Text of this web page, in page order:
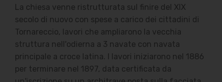
La chiesa venne ristrutturata sul finire del XIX
secolo di nuovo con spese a carico dei cittadini di
Tornareccio, lavori che ampliarono la vecchia
struttura nell'odierna a 3 navate con navata
principale a croce latina. I lavori iniziarono nel 1886
per terminare nel 1897, data certificata da